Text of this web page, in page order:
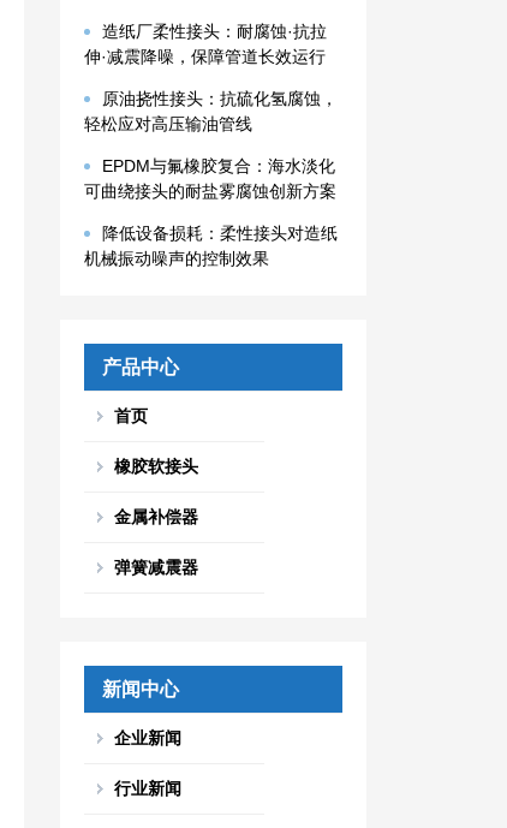
造纸厂柔性接头：耐腐蚀·抗拉
伸·减震降噪，保障管道长效运行
原油挠性接头：抗硫化氢腐蚀，
轻松应对高压输油管线
EPDM与氟橡胶复合：海水淡化
可曲绕接头的耐盐雾腐蚀创新方案
降低设备损耗：柔性接头对造纸
机械振动噪声的控制效果
产品中心
首页
橡胶软接头
金属补偿器
弹簧减震器
新闻中心
企业新闻
行业新闻